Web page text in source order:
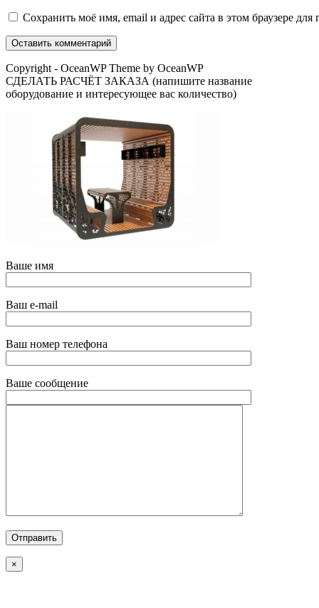
имя
пользователя,
чтобы
прокомментировать
адрес,
чтобы
прокомментировать
вашего
сайта
(необязательно)
Сохранить моё имя, email и адрес сайта в этом браузере
Copyright - OceanWP Theme by OceanWP
СДЕЛАТЬ РАСЧЁТ ЗАКАЗА (напишите название
оборудование и интересующее вас количество)
Ваше имя
Ваш e-mail
Ваш номер телефона
Ваше сообщение
×